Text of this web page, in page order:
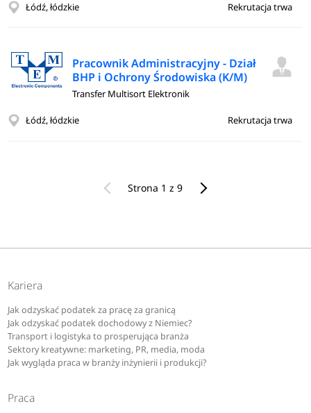
Łódź, łódzkie Rekrutacja trwa
Pracownik Administracyjny - Dział
BHP i Ochrony Środowiska (K/M)
Transfer Multisort Elektronik
Łódź, łódzkie Rekrutacja trwa
Strona 1 z 9
Kariera
Jak odzyskać podatek za pracę za granicą
Jak odzyskać podatek dochodowy z Niemiec?
Transport i logistyka to prosperująca branża
Sektory kreatywne: marketing, PR, media, moda
Jak wygląda praca w branży inżynierii i produkcji?
Praca